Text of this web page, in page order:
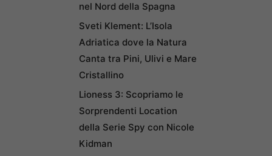
nel Nord della Spagna
Sveti Klement: L’Isola
Adriatica dove la Natura
Canta tra Pini, Ulivi e Mare
Cristallino
Lioness 3: Scopriamo le
Sorprendenti Location
della Serie Spy con Nicole
Kidman